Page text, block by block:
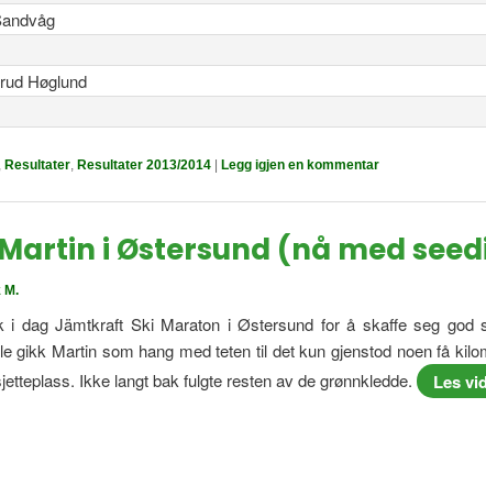
Høglund
Resultater Resultater 2013/2014 | Legg igjen en kommentar
i Østersund (nå med
M.
i dag Jämtkraft Ski Maraton i Østersund for å skaffe seg god
gikk Martin som hang med teten til det kun gjenstod noen få
Ikke langt bak fulgte resten av de grønnkledde.
Les